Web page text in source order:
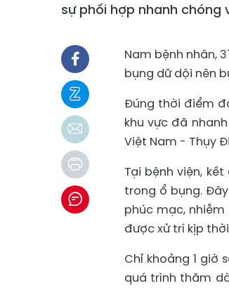
sự phối hợp nhanh chóng
Nam bệnh nhân,
bụng dữ dội nên
Đúng thời điểm
khu vực đã
Việt Nam - Thụy
Tại bệnh viện,
trong ổ bụng.
phúc mạc,
được xử trí kịp
Chỉ khoảng 1 giờ
quá trình thăm